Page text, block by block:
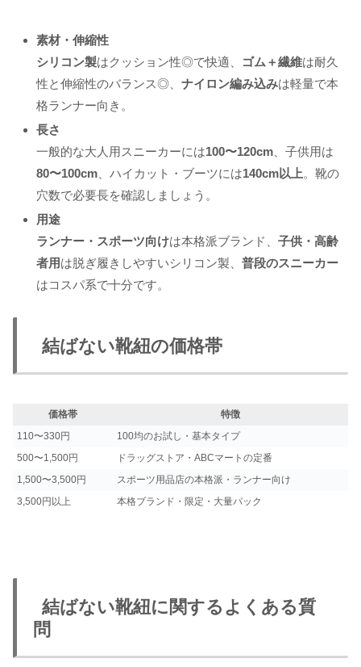
素材・伸縮性
シリコン製はクッション性◎で快適、 ゴム＋繊維は耐久
性と伸縮性のバランス◎、 ナイロン編み込みは軽量で本
格ランナー向き。
長さ
一般的な大人用スニーカーには100〜120cm 、子供用は
80〜100cm 、ハイカット・ブーツには140cm以上。靴の
穴数で必要長を確認しましょう。
用途
ランナー・スポーツ向けは本格派ブランド、 子供・高齢
者用は脱ぎ履きしやすいシリコン製、 普段のスニーカー
はコスパ系で十分です。
結ばない靴紐の価格帯
価格帯
特徴
110〜330円
100均のお試し・基本タイプ
500〜1,500円
ドラッグストア・ABCマートの定番
1,500〜3,500円
スポーツ用品店の本格派・ランナー向け
3,500円以上
本格ブランド・限定・大量パック
結ばない靴紐に関するよくある質
問